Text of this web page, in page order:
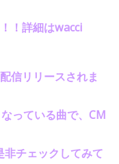
！詳細はwacci
信リリースされま
っている曲で、CM
チェックしてみて